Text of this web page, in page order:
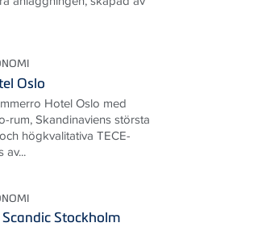
Oslo
Hotel Oslo med
rum, Skandinaviens största
högkvalitativa TECE-
av...
Stockholm